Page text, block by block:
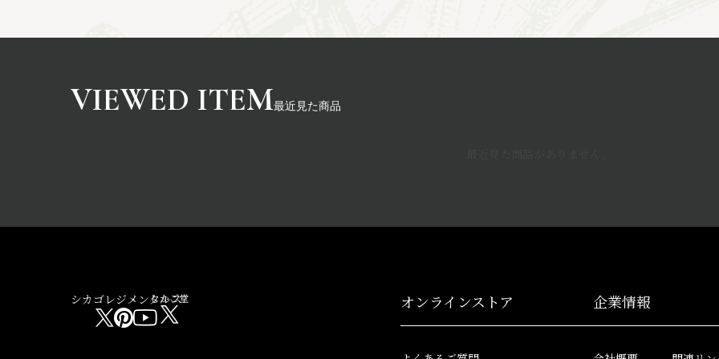
最近見た商品
シカゴレジメンタルス
しかご堂 オンラインストア 企業情報